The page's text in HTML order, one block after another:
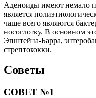
Аденоиды имеют немало
является
чаще всего являются
носоглотку. В основном
Эпштейна-Барра,
стрептококки.
Советы
СОВЕТ №1